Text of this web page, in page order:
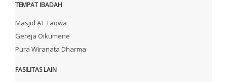
TEMPAT IBADAH
Masjid AT Taqwa
Gereja Oikumene
Pura Wiranata Dharma
FASILITAS LAIN